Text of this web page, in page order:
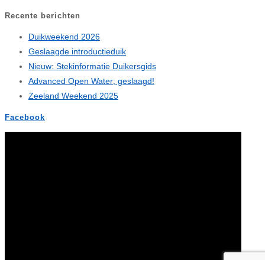
Recente berichten
Duikweekend 2026
Geslaagde introductieduik
Nieuw: Stekinformatie Duikersgids
Advanced Open Water; geslaagd!
Zeeland Weekend 2025
Facebook